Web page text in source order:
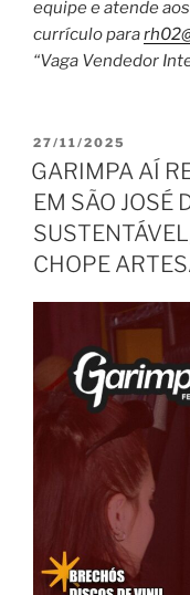
equipe e atende
currículo para
“Vaga Vendedor
PUBLICADO
EM
27/11/2025
GARIMPA AÍ
EM SÃO JOSÉ
CHOPE